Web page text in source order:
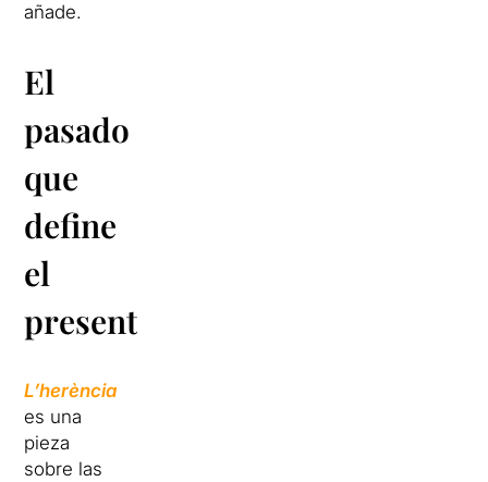
añade.
El
pasado
que
define
el
presente
L’herència
es una
pieza
sobre las